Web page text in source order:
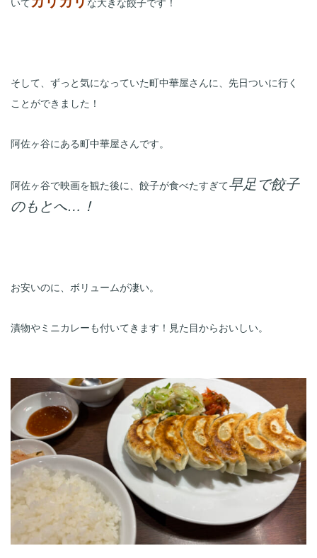
いて
な大きな餃子です！
そして、ずっと気になっていた町中華屋さんに、先日ついに行く
ことができました！
阿佐ヶ谷にある町中華屋さんです。
阿佐ヶ谷で映画を観た後に、餃子が食べたすぎて早足で餃子
のもとへ…！
お安いのに、ボリュームが凄い。
漬物やミニカレーも付いてきます！見た目からおいしい。